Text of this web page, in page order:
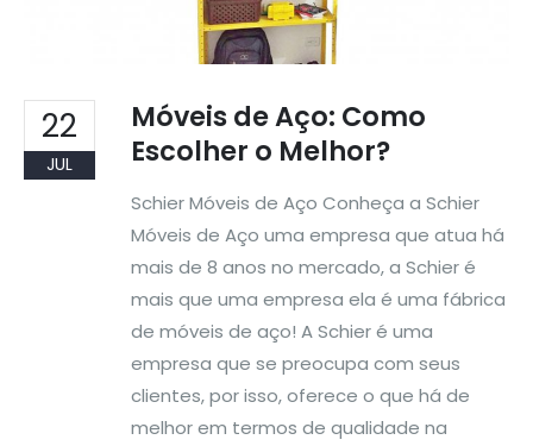
22
JUL
Móveis de Aço: Como
Escolher o Melhor?
Schier Móveis de Aço Conheça a Schier
Móveis de Aço uma empresa que atua há
mais de 8 anos no mercado, a Schier é
mais que uma empresa ela é uma fábrica
de móveis de aço! A Schier é uma
empresa que se preocupa com seus
clientes, por isso, oferece o que há de
melhor em termos de qualidade na